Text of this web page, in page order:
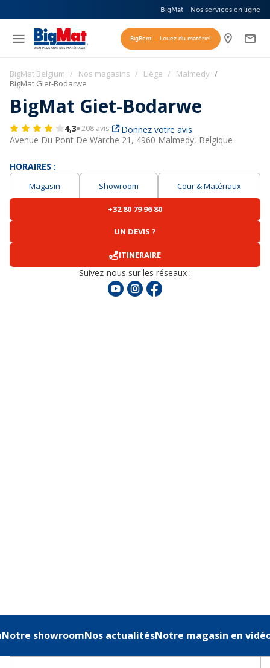
BigMat Nos services en ligne
BigRent – Louez du matériel
BigMat Belgium Nos magasins Liège
Malmedy
BigMat Giet-Bodarwe
BigMat Giet-Bodarwe
4,3 208 avis
Donnez votre avis
Avenue Du Pont De Warche 21, 4960 Malmedy, Belgique
HORAIRES :
Magasin Showroom Cour & Matériaux
+32 80 79 96 80
UN DEVIS ?
ITINERAIRE
Suivez-nous sur les réseaux :
Notre showroomNos actualitésNotre magasin en